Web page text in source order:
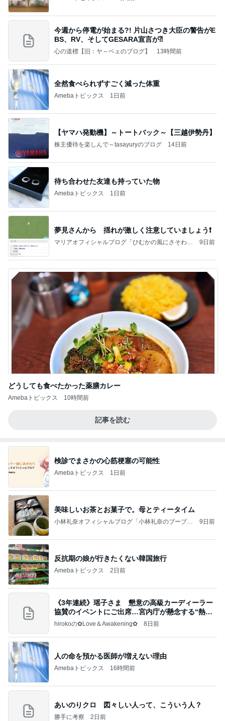
今週から停電が始まる?! 片山さつき大臣の警告がE
BS、RV、そしてGESARA宣言が⁈
心の道標【旧：ヤ～ベェのブログ】 13時間前
全然食べられずすごく減った体重
Amebaトピックス 1日前
【ヤマハ発動機】～トートバック～【三越伊勢丹】
株主優待を楽しんで～tasayuryのブログ 14日前
待ち合わせた友達も持っていた物
Amebaトピックス 1日前
夢見さんから 揺れが激しく注意していましょう❗️
マリアオフィシャルブログ「ひむかの風にさそわれ
9日前
どうしても食べたかった薬膳カレー
Amebaトピックス 10時間前
記事を読む
検診でまさかの心筋梗塞の可能性
Amebaトピックス 1日前
美味しいお茶とお菓子で。母とティータイム
小林礼奈オフィシャルブログ「小林礼奈のブーブー
9日前
反抗期の娘が行きたくない韓国旅行
Amebaトピックス 2日前
《3年連続》瑶子さま 懇意の高級カーディーラー
協賛のイベントにご出席…宮内庁が懸念する“熱心
すぎ
hirokoの✿Love＆Awakening✿ 8日前
人の命を預かる医師が増えない理由
Amebaトピックス 16時間前
あいのりクロ 図々しい人って、こういう人？
勝手に考察 2日前